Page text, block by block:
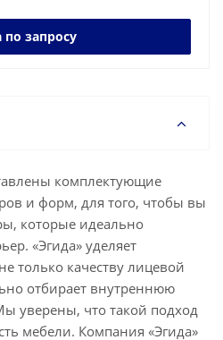
по запросу
комплектующие
и форм, для того, чтобы вы
которые идеально
«Эгида» уделяет
только качеству лицевой
отбирает внутреннюю
уверены, что такой подход
мебели. Компания «Эгида»